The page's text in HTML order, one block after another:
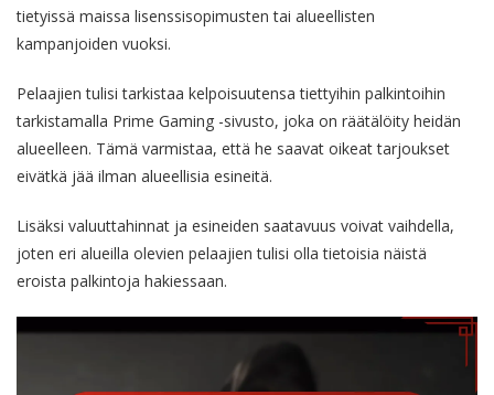
tietyissä maissa lisenssisopimusten tai alueellisten
kampanjoiden vuoksi.
Pelaajien tulisi tarkistaa kelpoisuutensa tiettyihin palkintoihin
tarkistamalla Prime Gaming -sivusto, joka on räätälöity heidän
alueelleen. Tämä varmistaa, että he saavat oikeat tarjoukset
eivätkä jää ilman alueellisia esineitä.
Lisäksi valuuttahinnat ja esineiden saatavuus voivat vaihdella,
joten eri alueilla olevien pelaajien tulisi olla tietoisia näistä
eroista palkintoja hakiessaan.